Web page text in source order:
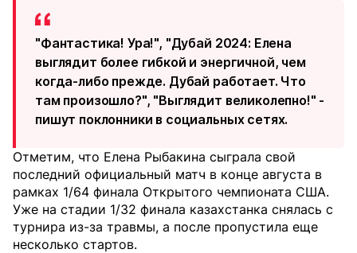
"Фантастика! Ура!", "Дубай 2024: Елена
выглядит более гибкой и энергичной, чем
когда-либо прежде. Дубай работает. Что
там произошло?", "Выглядит великолепно!" -
пишут поклонники в социальных сетях.
Отметим, что Елена Рыбакина сыграла свой
последний официальный матч в конце августа в
рамках 1/64 финала Открытого чемпионата США.
Уже на стадии 1/32 финала казахстанка снялась с
турнира из-за травмы, а после пропустила еще
несколько стартов.